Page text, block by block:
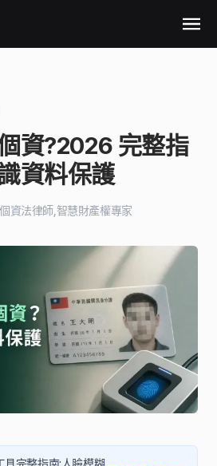
資?2026 完整指
資料保護
個資法律師,智慧財產權專家